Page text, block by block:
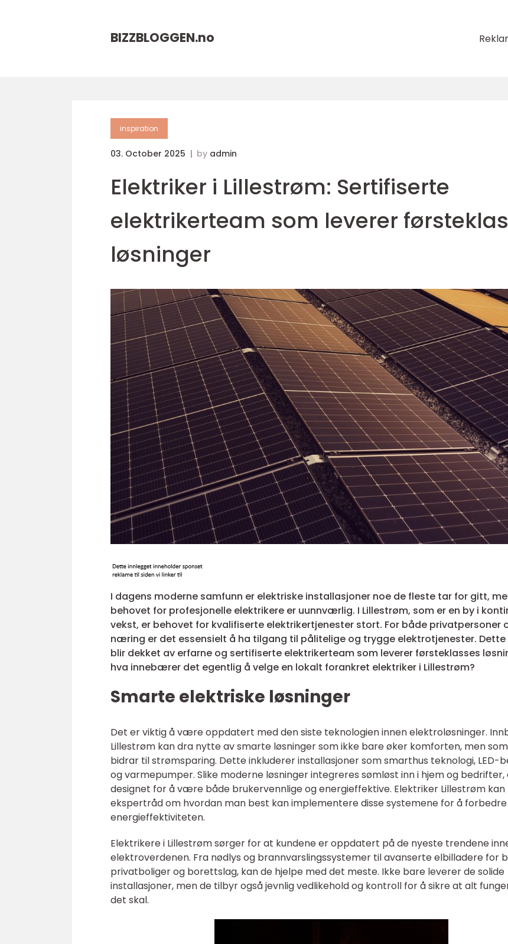
BIZZBLOGGEN.no
inspiration
03. October 2025 by admin
Elektriker i Lillestrøm: Sertifiserte
elektrikerteam som leverer
løsninger
I dagens moderne samfunn er elektriske installasjoner noe de fleste tar for gitt,
behovet for profesjonelle elektrikere er uunnværlig. I Lillestrøm, som er en by i
vekst, er behovet for kvalifiserte elektrikertjenester stort. For både privatpersoner
næring er det essensielt å ha tilgang til pålitelige og trygge elektrotjenester.
blir dekket av erfarne og sertifiserte elektrikerteam som leverer førsteklasses
hva innebærer det egentlig å velge en lokalt forankret elektriker i Lillestrøm?
Smarte elektriske løsninger
Det er viktig å være oppdatert med den siste teknologien innen elektroløsninger.
Lillestrøm kan dra nytte av smarte løsninger som ikke bare øker komforten, men
bidrar til strømsparing. Dette inkluderer installasjoner som smarthus teknologi, LED-
og varmepumper. Slike moderne løsninger integreres sømløst inn i hjem og bedrifter,
designet for å være både brukervennlige og energieffektive. Elektriker Lillestrøm
ekspertråd om hvordan man best kan implementere disse systemene for å forbedre
energieffektiviteten.
Elektrikere i Lillestrøm sørger for at kundene er oppdatert på de nyeste trendene
elektroverdenen. Fra nødlys og brannvarslingssystemer til avanserte elbilladere for
privatboliger og borettslag, kan de hjelpe med det meste. Ikke bare leverer de solide
installasjoner, men de tilbyr også jevnlig vedlikehold og kontroll for å sikre at alt
det skal.